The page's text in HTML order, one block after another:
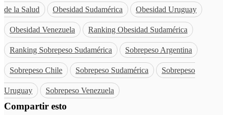
de la Salud Obesidad Sudamérica Obesidad Uruguay
Obesidad Venezuela Ranking Obesidad Sudamérica
Ranking Sobrepeso Sudamérica Sobrepeso Argentina
Sobrepeso Chile Sobrepeso Sudamérica Sobrepeso
Uruguay Sobrepeso Venezuela
Compartir esto